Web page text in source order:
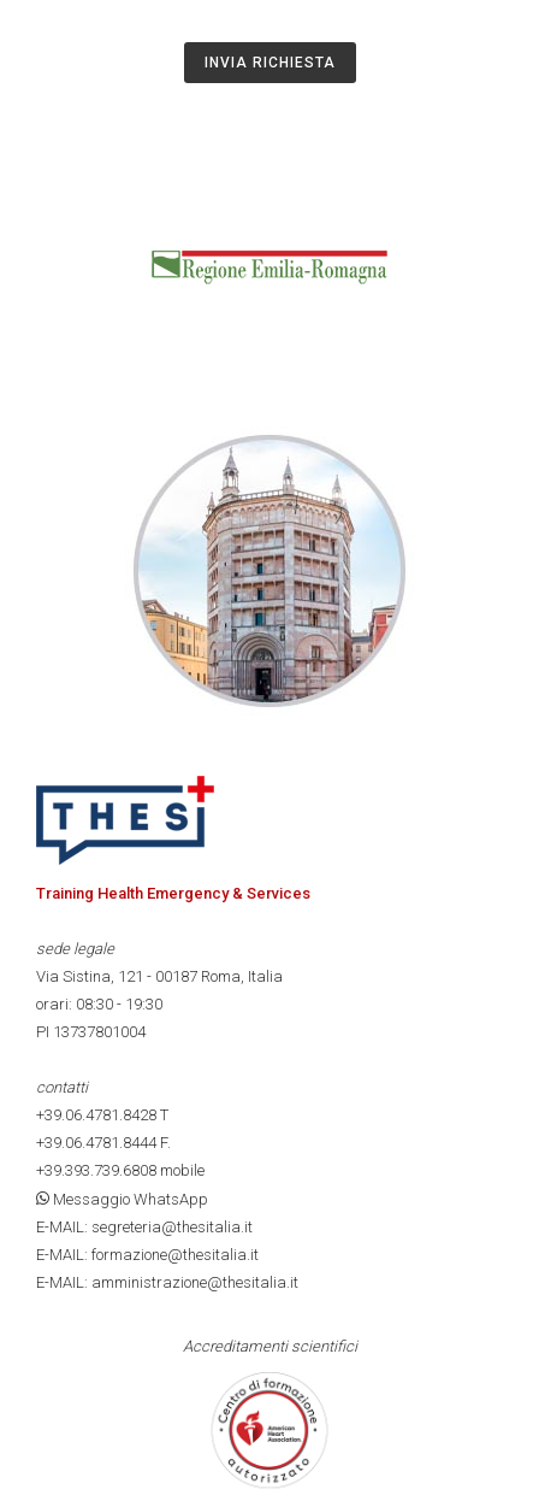
INVIA RICHIESTA
Training Health Emergency & Services
sede legale
Via Sistina, 121 - 00187 Roma, Italia
orari: 08:30 - 19:30
PI 13737801004
contatti
+39.06.4781.8428 T
+39.06.4781.8444F.
+39.393.739.6808 mobile
Messaggio WhatsApp
E-MAIL: segreteria@thesitalia.it
E-MAIL: formazione@thesitalia.it
E-MAIL: amministrazione@thesitalia.it
Accreditamenti scientifici